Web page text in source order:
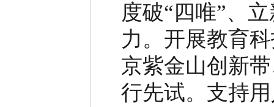
度破“ 四唯”、
力。开展教育
京紫金山创新
行先试。支持